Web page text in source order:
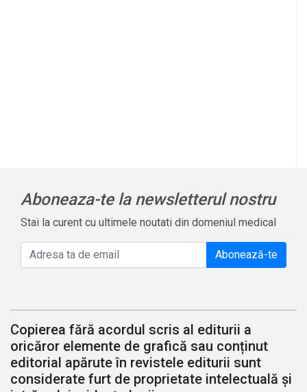
Aboneaza-te la newsletterul nostru
Stai la curent cu ultimele noutati din domeniul medical
Abonează-te
Copierea fără acordul scris al editurii a
oricăror elemente de grafică sau conținut
editorial apărute în revistele editurii sunt
considerate furt de proprietate intelectuală și